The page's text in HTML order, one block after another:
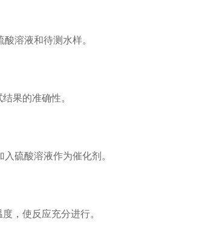
溶液和待测水样。
果的准确性。
硫酸溶液作为催化剂。
，使反应充分进行。